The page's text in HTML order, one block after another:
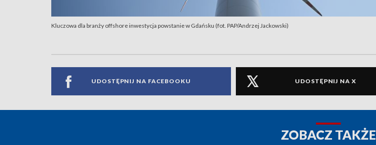
Kluczowa dla branży offshore inwestycja powstanie w Gdańsku (fot. PAP/Andrzej Jackowski)
UDOSTĘPNIJ NA FACEBOOKU UDOSTĘPNIJ NA X
ZOBACZ TAKŻE